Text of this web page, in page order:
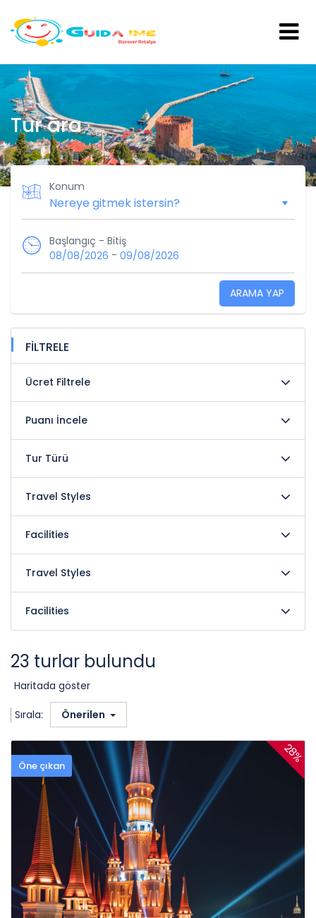
Tur ara
Konum
Başlangıç ​​- Bitiş
08/08/2026 - 09/08/2026
ARAMA YAP
FİLTRELE
Ücret Filtrele
Puanı İncele
Tur Türü
Travel Styles
Facilities
Travel Styles
Facilities
23 turlar bulundu
Haritada göster
Sırala: Önerilen
Öne çıkan
28%